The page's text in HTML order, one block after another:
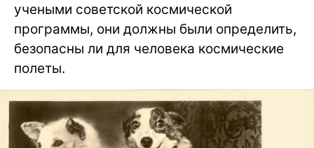
учеными советской космической
программы, они должны были определить,
безопасны ли для человека космические
полеты.